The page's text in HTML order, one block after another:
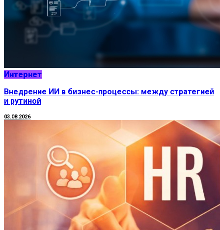
Интернет
Внедрение ИИ в бизнес-процессы: между стратегией
и рутиной
03.08.2026